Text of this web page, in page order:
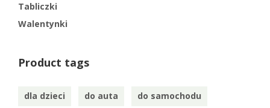
Tabliczki
Walentynki
Product tags
dla dzieci do auta do samochodu